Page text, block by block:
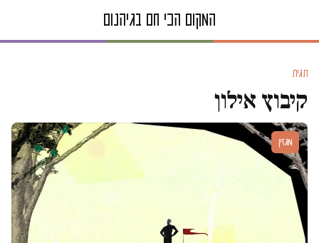
תגית
קיבוץ אילון
מגזין